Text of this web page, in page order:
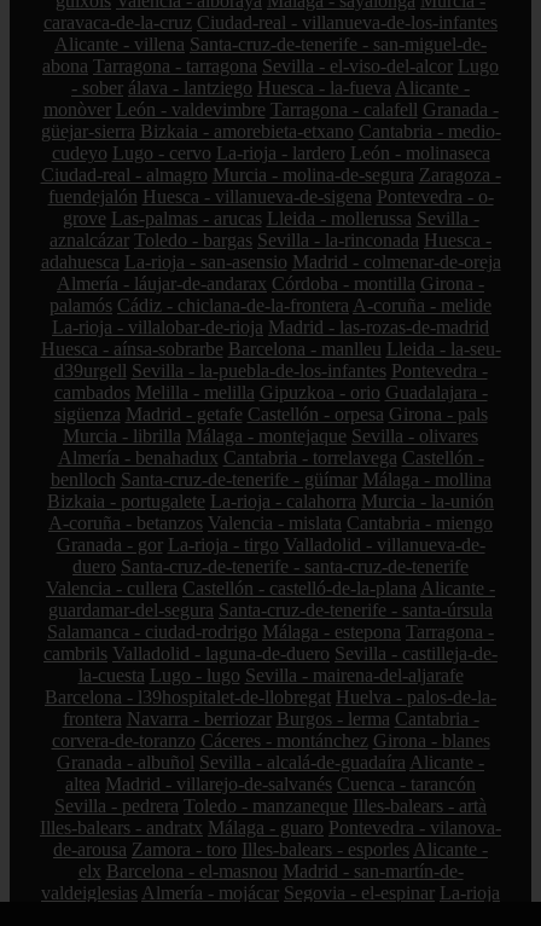
caravaca-de-la-cruz Ciudad-real - villanueva-de-los-infantes
Alicante - villena Santa-cruz-de-tenerife - san-miguel-de-
abona Tarragona - tarragona Sevilla - el-viso-del-alcor Lugo
- sober álava - lantziego Huesca - la-fueva Alicante -
monòver León - valdevimbre Tarragona - calafell Granada -
güejar-sierra Bizkaia - amorebieta-etxano Cantabria - medio-
cudeyo Lugo - cervo La-rioja - lardero León - molinaseca
Ciudad-real - almagro Murcia - molina-de-segura Zaragoza -
fuendejalón Huesca - villanueva-de-sigena Pontevedra - o-
grove Las-palmas - arucas Lleida - mollerussa Sevilla -
aznalcázar Toledo - bargas Sevilla - la-rinconada Huesca -
adahuesca La-rioja - san-asensio Madrid - colmenar-de-oreja
Almería - láujar-de-andarax Córdoba - montilla Girona -
palamós Cádiz - chiclana-de-la-frontera A-coruña - melide
La-rioja - villalobar-de-rioja Madrid - las-rozas-de-madrid
Huesca - aínsa-sobrarbe Barcelona - manlleu Lleida - la-seu-
d39urgell Sevilla - la-puebla-de-los-infantes Pontevedra -
cambados Melilla - melilla Gipuzkoa - orio Guadalajara -
sigüenza Madrid - getafe Castellón - orpesa Girona - pals
Murcia - librilla Málaga - montejaque Sevilla - olivares
Almería - benahadux Cantabria - torrelavega Castellón -
benlloch Santa-cruz-de-tenerife - güímar Málaga - mollina
Bizkaia - portugalete La-rioja - calahorra Murcia - la-unión
A-coruña - betanzos Valencia - mislata Cantabria - miengo
Granada - gor La-rioja - tirgo Valladolid - villanueva-de-
duero Santa-cruz-de-tenerife - santa-cruz-de-tenerife
Valencia - cullera Castellón - castelló-de-la-plana Alicante -
guardamar-del-segura Santa-cruz-de-tenerife - santa-úrsula
Salamanca - ciudad-rodrigo Málaga - estepona Tarragona -
cambrils Valladolid - laguna-de-duero Sevilla - castilleja-de-
la-cuesta Lugo - lugo Sevilla - mairena-del-aljarafe
Barcelona - l39hospitalet-de-llobregat Huelva - palos-de-la-
frontera Navarra - berriozar Burgos - lerma Cantabria -
corvera-de-toranzo Cáceres - montánchez Girona - blanes
Granada - albuñol Sevilla - alcalá-de-guadaíra Alicante -
altea Madrid - villarejo-de-salvanés Cuenca - tarancón
Sevilla - pedrera Toledo - manzaneque Illes-balears - artà
Illes-balears - andratx Málaga - guaro Pontevedra - vilanova-
de-arousa Zamora - toro Illes-balears - esporles Alicante -
elx Barcelona - el-masnou Madrid - san-martín-de-
valdeiglesias Almería - mojácar Segovia - el-espinar La-rioja